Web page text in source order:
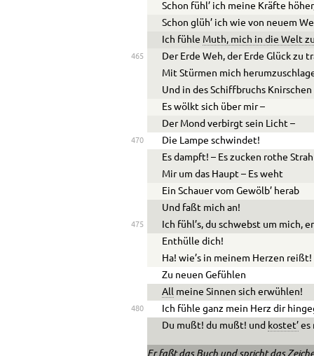
Schon fühl’ ich meine Kräfte
Schon glüh’ ich wie von neuem
Ich fühle Muth, mich in die Welt
465
Der Erde Weh, der Erde Glück zu
Mit Stürmen mich
Und in des Schiffbruchs
Es wölkt sich über mir –
Der Mond verbirgt sein Licht –
470
Die Lampe schwindet!
Es dampft! – Es zucken rothe
Mir um das Haupt – Es weht
Ein Schauer vom Gewölb’ herab
Und faßt mich an!
475
Ich fühl’s, du schwebst um mich,
Enthülle dich!
Ha! wie’s in meinem Herzen reißt!
Zu neuen Gefühlen
All meine Sinnen sich erwühlen!
480
Ich fühle ganz mein Herz dir
Du mußt! du mußt! und kostet’ es
Er faßt das Buch und spricht das